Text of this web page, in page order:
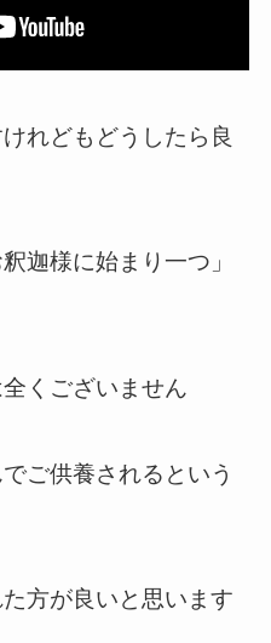
れどもどうしたら良
迦様に始まり一つ」
くございません
ご供養されるという
方が良いと思います